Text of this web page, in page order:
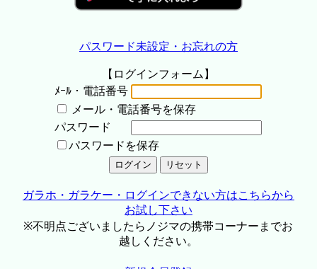
パスワード未設定・お忘れの方
【ログインフォーム】
ﾒｰﾙ・電話番号
メール・電話番号を保存
パスワード
パスワードを保存
ガラホ・ガラケー・ログインできない方はこちらから
お試し下さい
※不明点ございましたらノジマの携帯コーナーまでお
越しください。